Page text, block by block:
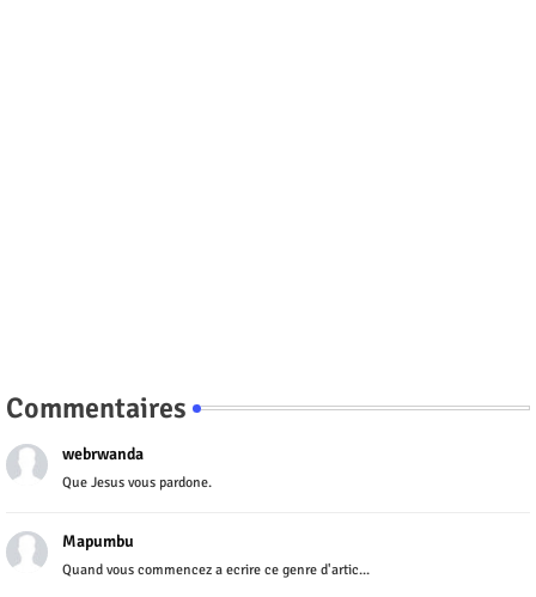
Commentaires
webrwanda
Que Jesus vous pardone.
Mapumbu
Quand vous commencez a ecrire ce genre d'artic...